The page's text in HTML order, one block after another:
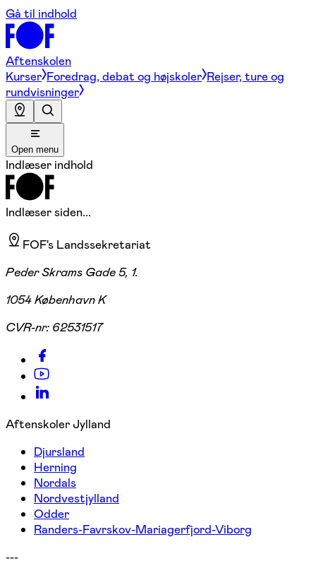
Gå til indhold
Aftenskolen
Kurser Foredrag, debat og højskoler Rejser, ture og
rundvisninger
Open menu
Indlæser indhold
Indlæser siden...
FOF's Landssekretariat
Peder Skrams Gade 5, 1.
1054 København K
CVR-nr: 62531517
Aftenskoler Jylland
Djursland
Herning
Nordals
Nordvestjylland
Odder
Randers-Favrskov-Mariagerfjord-Viborg
---